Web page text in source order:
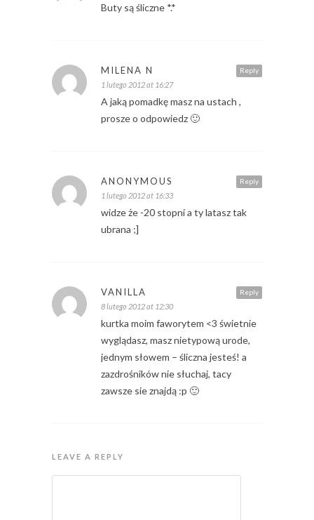
Buty są śliczne *.*
Reply
MILENA N
1 lutego 2012 at 16:27
A jaką pomadkę masz na ustach ,
prosze o odpowiedz 🙂
Reply
ANONYMOUS
1 lutego 2012 at 16:33
widze że -20 stopni a ty latasz tak
ubrana ;]
Reply
VANILLA
8 lutego 2012 at 12:30
kurtka moim faworytem <3 świetnie
wyglądasz, masz nietypową urode,
jednym słowem – śliczna jesteś! a
zazdrośników nie słuchaj, tacy
zawsze sie znajdą :p 🙂
LEAVE A REPLY